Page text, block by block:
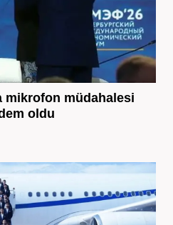
mikrofon müdahalesi
oldu